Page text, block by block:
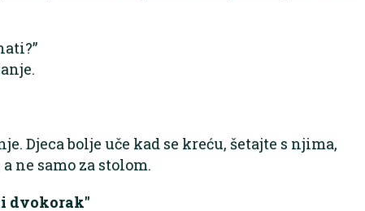
Djeca bolje uče kad se kreću, šetajte s njima,
ne samo za stolom.
dvokorak"